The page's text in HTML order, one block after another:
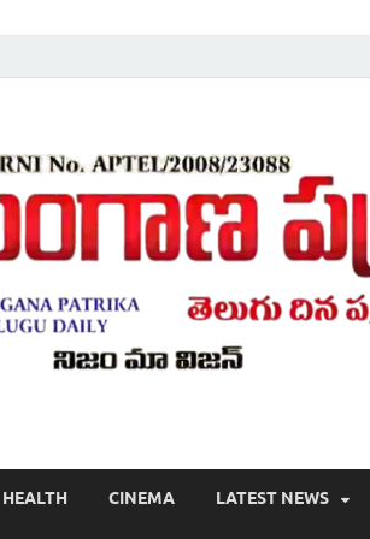
, బ్రేకింగ్ న్యూస్ తెలుగులో , తెలంగాణ లో తాజా
HEALTH CINEMA LATEST NEWS